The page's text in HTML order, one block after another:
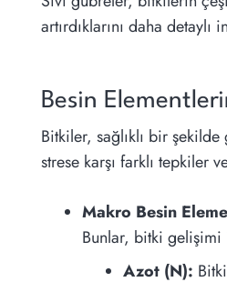
artırdıklarını daha detaylı
Besin
Bitkiler, sağlıklı bir
strese karşı farklı tepkiler
Makro Besin
Bunlar, bitki
Azot (N):